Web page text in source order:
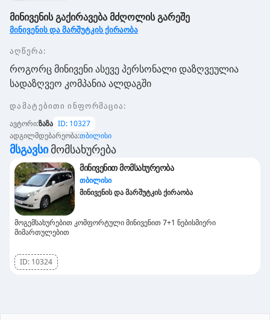
მინივენის გაქირავება მძღოლის გარეშე
მინივენის და მარშუტკის ქირაობა
აღწერა:
როგორც მინივენი ასევე პერსონალი დაზღვეულია
სადაზღვეო კომპანია ალდაგში
დამატებითი ინფორმაცია:
ავტორი:ზაზა ID: 10327
ადგილმდებარეობა:თბილისი
Მსგავსი Მომსახურება
მინივენით მომსახურეობა
თბილისი
მინივენის და მარშუტკის ქირაობა
მოგემსახურებით კომფორტული მინივენით 7+1 ნებისმიერი
მიმართულებით
ID: 10324